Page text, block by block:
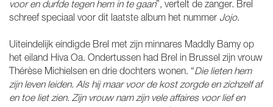
voor en durfde tegen hem in te gaan”, vertelt de zanger. Brel
schreef speciaal voor dit laatste album het nummer Jojo.
Uiteindelijk eindigde Brel met zijn minnares Maddly Bamy op
het eiland Hiva Oa. Ondertussen had Brel in Brussel zijn vrouw
Thérèse Michielsen en drie dochters wonen. “Die lieten hem
zijn leven leiden. Als hij maar voor de kost zorgde en zichzelf af
en toe liet zien. Zijn vrouw nam zijn vele affaires voor lief en